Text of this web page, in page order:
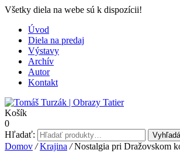
Všetky diela na webe sú k dispozícii!
Úvod
Diela na predaj
Výstavy
Archív
Autor
Kontakt
Košík
0
Hľadať:
Domov / Krajina /Nostalgia pri Dražovskom